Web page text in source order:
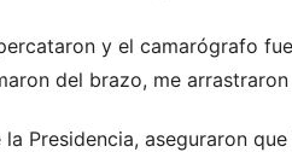
y el camarógrafo
del brazo, me
Presidencia, aseguraron